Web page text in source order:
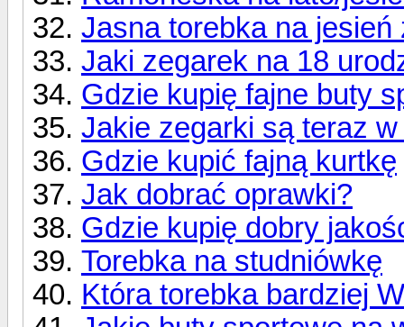
Jasna torebka na jesień
Jaki zegarek na 18
Gdzie kupię fajne buty
Jakie zegarki są teraz
Gdzie kupić fajną kurtkę
Jak dobrać oprawki?
Gdzie kupię dobry
Torebka na studniówkę
Która torebka bardziej